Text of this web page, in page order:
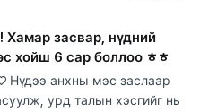
Хамар засвар, нүдний
хойш 6 сар боллоо ㅎㅎ
Нүдээ анхны мэс заслаар
урд талын хэсгийг нь